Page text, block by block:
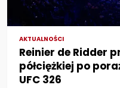
AKTUALNOŚCI
Reinier de Ridder
półciężkiej po
UFC 326